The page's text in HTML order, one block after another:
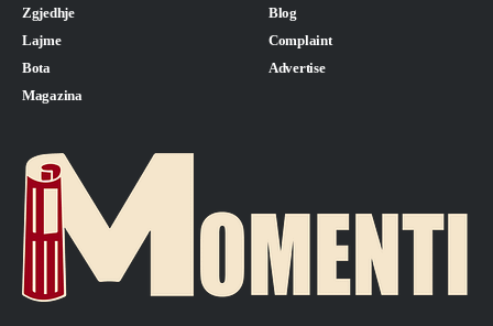
Zgjedhje
Lajme
Bota
Magazina
Blog
Complaint
Advertise